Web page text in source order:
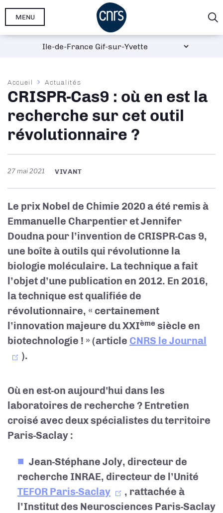
Aller
MENU
Fil
d'Ariane
Accueil Actualités
CRISPR-Cas9 : où en est la
recherche sur cet outil
révolutionnaire ?
27 mai 2021 VIVANT
Le prix Nobel de Chimie 2020 a été remis à
Emmanuelle Charpentier et Jennifer
Doudna pour l’invention de CRISPR-Cas 9,
une boîte à outils qui révolutionne la
biologie moléculaire. La technique a fait
l’objet d’une publication en 2012. En 2016,
la technique est qualifiée de
révolutionnaire, « certainement
l’innovation majeure du XXIème siècle en
biotechnologie ! » (article CNRS le Journal
).
Où en est-on aujourd'hui dans les
laboratoires de recherche ? Entretien
croisé avec deux spécialistes du territoire
Paris-Saclay :
Jean-Stéphane Joly, directeur de
recherche INRAE, directeur de l’Unité
TEFOR Paris-Saclay
, rattachée à
l’Institut des Neurosciences Paris-Saclay